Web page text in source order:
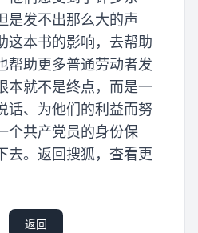
是发不出那么大的声
这本书的影响，去帮助
帮助更多普通劳动者发
本就不是终点，而是一
话、为他们的利益而努
个共产党员的身份保
去。返回搜狐，查看更
返回